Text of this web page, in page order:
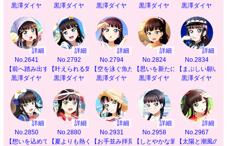
黒澤ダイヤ 黒澤ダイヤ 黒澤ダイヤ 黒澤ダイヤ 黒澤ダイヤ
詳細
No.2641
【前へ踏み出す力】
黒澤ダイヤ
詳細
No.2792
【叶えられる気がして】
黒澤ダイヤ
詳細
No.2794
【空を泳ぐ魚たち】
黒澤ダイヤ
詳細
No.2824
【思いを新たに】
黒澤ダイヤ
詳細
No.2834
【まぶしい願いご
黒澤ダイヤ
詳細
No.2850
【想いを込めて】
詳細
No.2880
【夏よりも熱く】
詳細
No.2931
【お手並み拝見】
詳細
No.2958
【しとやかな装い】
詳細
No.2967
【太陽と潮風の恵